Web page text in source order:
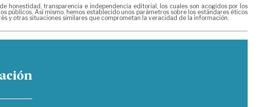
honestidad, transparencia e independencia editorial, los cuales son acogidos por los
Así mismo, hemos establecido unos parámetros sobre los estándares éticos
y otras situaciones similares que comprometan la veracidad de la información.